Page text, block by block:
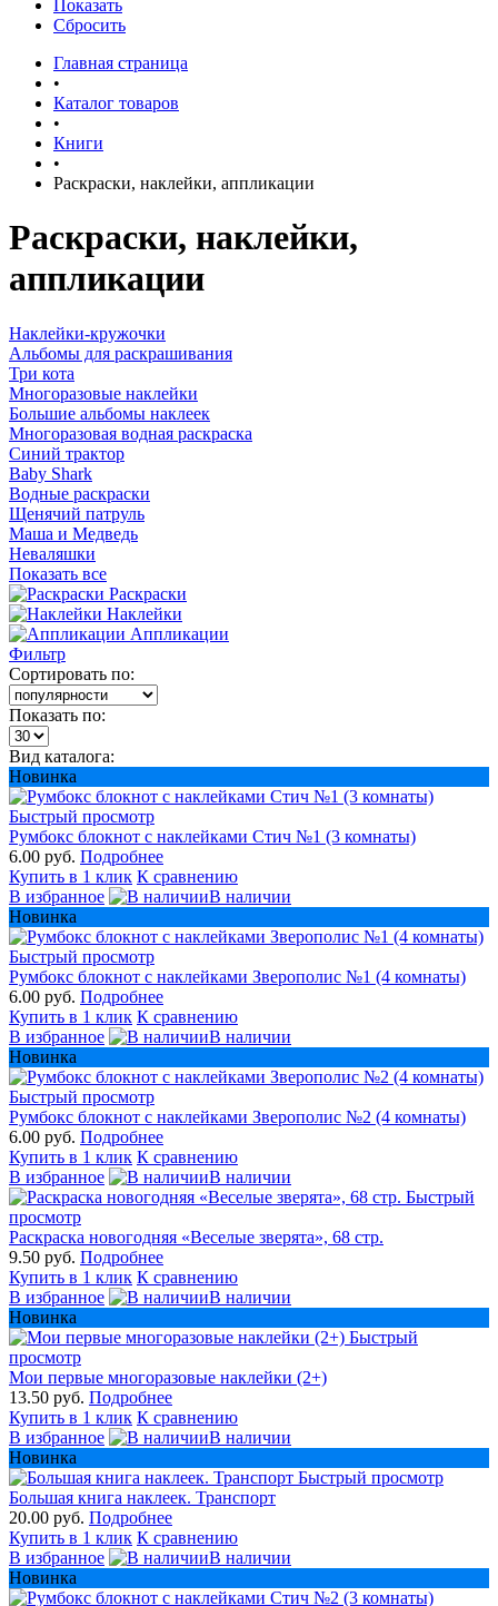
Показать
Сбросить
Главная страница
•
Каталог товаров
•
Книги
•
Раскраски, наклейки, аппликации
Раскраски, наклейки,
аппликации
Наклейки-кружочки
Альбомы для раскрашивания
Три кота
Многоразовые наклейки
Большие альбомы наклеек
Многоразовая водная раскраска
Синий трактор
Baby Shark
Водные раскраски
Щенячий патруль
Маша и Медведь
Неваляшки
Показать все
Раскраски
Наклейки
Аппликации
Фильтр
Сортировать по:
Показать по:
Вид каталога:
Новинка
Быстрый просмотр
Румбокс блокнот с наклейками Стич №1 (3 комнаты)
6.00 руб. Подробнее
Купить в 1 клик К сравнению
В избранное
В наличии
Новинка
Быстрый просмотр
Румбокс блокнот с наклейками Зверополис №1 (4 комнаты)
6.00 руб. Подробнее
Купить в 1 клик К сравнению
В избранное
В наличии
Новинка
Быстрый просмотр
Румбокс блокнот с наклейками Зверополис №2 (4 комнаты)
6.00 руб. Подробнее
Купить в 1 клик К сравнению
В избранное
В наличии
Быстрый
просмотр
Раскраска новогодняя «Веселые зверята», 68 стр.
9.50 руб. Подробнее
Купить в 1 клик К сравнению
В избранное
В наличии
Новинка
Быстрый
просмотр
Мои первые многоразовые наклейки (2+)
13.50 руб. Подробнее
Купить в 1 клик К сравнению
В избранное
В наличии
Новинка
Быстрый просмотр
Большая книга наклеек. Транспорт
20.00 руб. Подробнее
Купить в 1 клик К сравнению
В избранное
В наличии
Новинка